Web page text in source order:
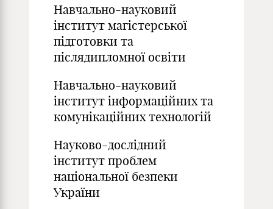
Навчально-науковий
інститут магістерської
підготовки та
післядипломної освіти
Навчально-науковий
інститут інформаційних та
комунікаційних технологій
Науково-дослідний
інститут проблем
національної безпеки
України